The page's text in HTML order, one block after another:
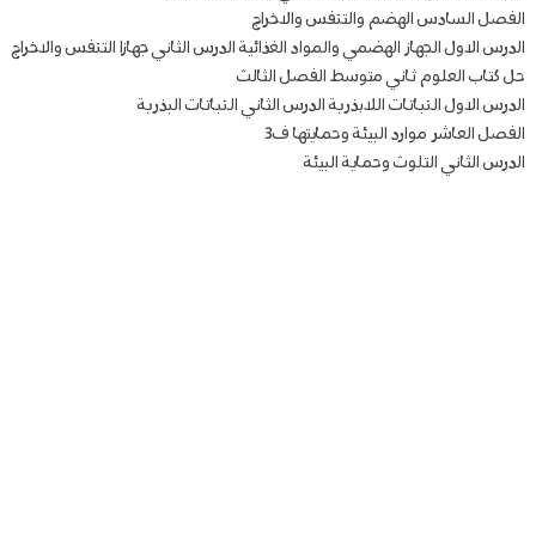
الفصل السادس الهضم والتنفس والاخراج
الدرس الاول الجهاز الهضمي والمواد الغذائية الدرس الثاني جهازا التنفس والاخراج
حل كتاب العلوم ثاني متوسط الفصل الثالث
الدرس الاول النباتات اللابذرية الدرس الثاني النباتات البذرية
الفصل العاشر موارد البيئة وحمايتها ف3
الدرس الثاني التلوث وحماية البيئة